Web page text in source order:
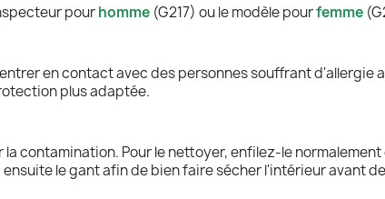
pourhomme (G217) ou le modèle pourfemme
en contact avec des personnes souffrant d'allergie
plus adaptée.
contamination. Pour le nettoyer, enfilez-le normalement
le gant afin de bien faire sécher l'intérieur avant